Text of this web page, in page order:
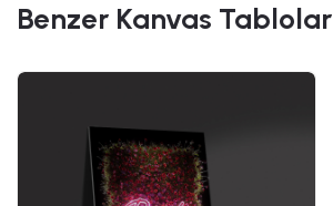
Benzer Kanvas Tablolar